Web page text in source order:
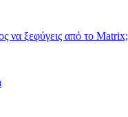
να ξεφύγεις από το Matrix;